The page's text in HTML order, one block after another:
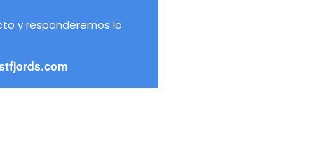
y responderemos lo